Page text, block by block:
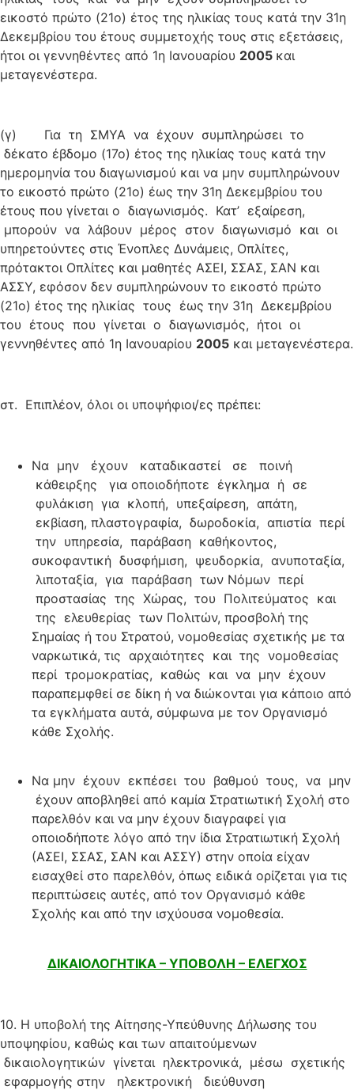
εικοστό πρώτο (21ο) έτος της ηλικίας τους κατά την 31η
Δεκεμβρίου του έτους συμμετοχής τους στις εξετάσεις,
ήτοι οι γεννηθέντες από 1η Ιανουαρίου 2005 και
μεταγενέστερα.
(γ) Για τη ΣΜΥΑ να έχουν συμπληρώσει το
δέκατο έβδομο (17ο) έτος της ηλικίας τους κατά την
ημερομηνία του διαγωνισμού και να μην συμπληρώνουν
το εικοστό πρώτο (21ο) έως την 31η Δεκεμβρίου του
έτους που γίνεται ο διαγωνισμός. Κατ’ εξαίρεση,
μπορούν να λάβουν μέρος στον διαγωνισμό και οι
υπηρετούντες στις Ένοπλες Δυνάμεις, Οπλίτες,
πρότακτοι Οπλίτες και μαθητές ΑΣΕΙ, ΣΣΑΣ, ΣΑΝ και
ΑΣΣΥ, εφόσον δεν συμπληρώνουν το εικοστό πρώτο
(21ο) έτος της ηλικίας τους έως την 31η Δεκεμβρίου
του έτους που γίνεται ο διαγωνισμός, ήτοι οι
γεννηθέντες από 1η Ιανουαρίου 2005 και μεταγενέστερα.
στ. Επιπλέον, όλοι οι υποψήφιοι/ες πρέπει:
Να μην έχουν καταδικαστεί σε ποινή
κάθειρξης για οποιοδήποτε έγκλημα ή σε
φυλάκιση για κλοπή, υπεξαίρεση, απάτη,
εκβίαση, πλαστογραφία, δωροδοκία, απιστία περί
την υπηρεσία, παράβαση καθήκοντος,
συκοφαντική δυσφήμιση, ψευδορκία, ανυποταξία,
λιποταξία, για παράβαση των Νόμων περί
προστασίας της Χώρας, του Πολιτεύματος και
της ελευθερίας των Πολιτών, προσβολή της
Σημαίας ή του Στρατού, νομοθεσίας σχετικής με τα
ναρκωτικά, τις αρχαιότητες και της νομοθεσίας
περί τρομοκρατίας, καθώς και να μην έχουν
παραπεμφθεί σε δίκη ή να διώκονται για κάποιο από
τα εγκλήματα αυτά, σύμφωνα με τον Οργανισμό
κάθε Σχολής.
Να μην έχουν εκπέσει του βαθμού τους, να μην
έχουν αποβληθεί από καμία Στρατιωτική Σχολή στο
παρελθόν και να μην έχουν διαγραφεί για
οποιοδήποτε λόγο από την ίδια Στρατιωτική Σχολή
(ΑΣΕΙ, ΣΣΑΣ, ΣΑΝ και ΑΣΣΥ) στην οποία είχαν
εισαχθεί στο παρελθόν, όπως ειδικά ορίζεται για τις
περιπτώσεις αυτές, από τον Οργανισμό κάθε
Σχολής και από την ισχύουσα νομοθεσία.
ΔΙΚΑΙΟΛΟΓΗΤΙΚΑ – ΥΠΟΒΟΛΗ – ΕΛΕΓΧΟΣ
10. H υποβολή της Αίτησης-Υπεύθυνης Δήλωσης του
υποψηφίου, καθώς και των απαιτούμενων
δικαιολογητικών γίνεται ηλεκτρονικά, μέσω σχετικής
εφαρμογής στην ηλεκτρονική διεύθυνση